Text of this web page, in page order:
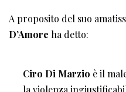
A proposito del suo
D’Amore ha detto:
Ciro Di Marzio è il
la violenza